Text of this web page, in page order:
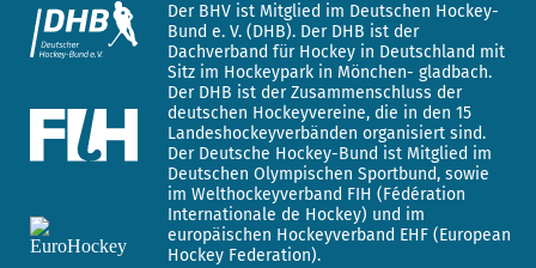
Der BHV ist Mitglied im Deutschen Hockey-
Bund e. V. (DHB). Der DHB ist der
Dachverband für Hockey in Deutschland mit
Sitz im Hockeypark in Mönchen- gladbach.
Der DHB ist der Zusammenschluss der
deutschen Hockeyvereine, die in den 15
Landeshockeyverbänden organisiert sind.
Der Deutsche Hockey-Bund ist Mitglied im
Deutschen Olympischen Sportbund, sowie
im Welthockeyverband FIH (Fédération
Internationale de Hockey) und im
europäischen Hockeyverband EHF (European
Hockey Federation).